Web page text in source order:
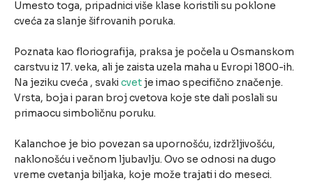
Umesto toga, pripadnici više klase koristili su poklone
cveća za slanje šifrovanih poruka.
Poznata kao floriografija, praksa je počela u Osmanskom
carstvu iz 17. veka, ali je zaista uzela maha u Evropi 1800-ih.
Na jeziku cveća , svakicvet je imao specifično značenje.
Vrsta, boja i paran broj cvetova koje ste dali poslali su
primaocu simboličnu poruku.
Kalanchoe je bio povezan sa upornošću, izdržljivošću,
naklonošću i večnom ljubavlju. Ovo se odnosi na dugo
vreme cvetanja biljaka, koje može trajati i do meseci.